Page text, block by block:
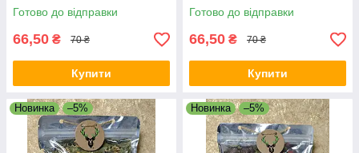
Готово до відправки
66,50 ₴ 70 ₴
Купити
Готово до відправки
66,50 ₴ 70 ₴
Купити
Новинка –5% Новинка –5%